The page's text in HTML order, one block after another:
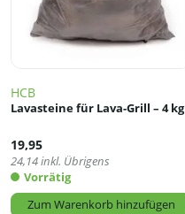
HCB
Lavasteine für Lava-Grill – 4 kg
19,95
24,14inkl. Übrigens
Vorrätig
Zum Warenkorb hinzufügen